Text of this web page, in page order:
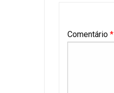
Comentário *